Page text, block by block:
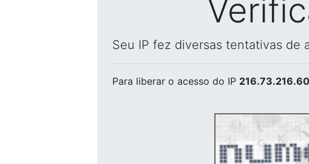
Seu IP fez diversas tentativas de
Para liberar o acesso do IP 216.73.216.60